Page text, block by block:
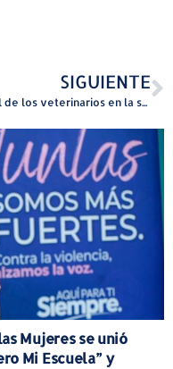
SIGUIENTE
El rol de los veterinarios en la salud
Mujeres se unió
Mi Escuela” y